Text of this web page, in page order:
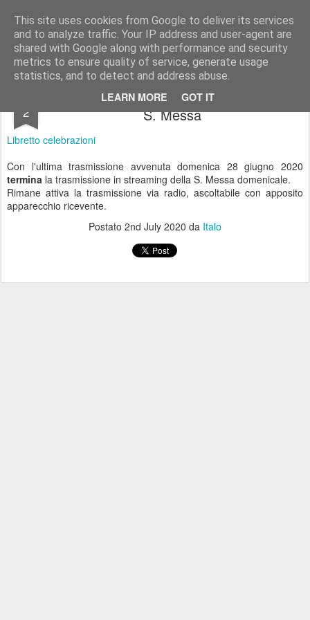
This site uses cookies from Google to deliver its services
and to analyze traffic. Your IP address and user-agent are
shared with Google along with performance and security
metrics to ensure quality of service, generate usage
statistics, and to detect and address abuse.
LEARN MORE GOT IT
Parrocchia S. Nicolò, Vaprio d'A. Sito ufficiale della Parrocchia S. Nicolò di Vaprio d'Adda, diocesi di Milano.
Pages
2
Termina la trasmissione in streaming della
S. Messa
Libretto celebrazioni
Con l'ultima trasmissione avvenuta domenica 28 giugno 2020
termina la trasmissione in streaming della S. Messa domenicale.
Rimane attiva la trasmissione via radio, ascoltabile con apposito
apparecchio ricevente.
Postato 2nd July 2020 da Italo